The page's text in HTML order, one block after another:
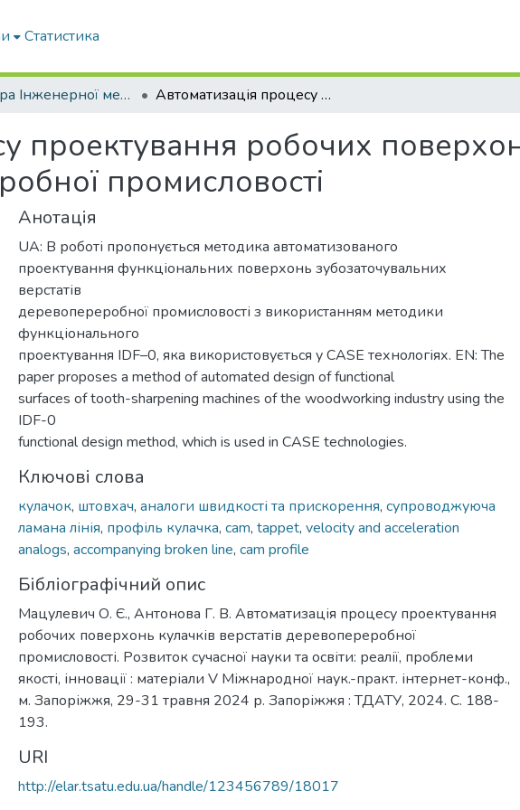
Статистика
Кафедра Інженерної механіки та комп'ютерного проектування Автоматизація процесу проектування робочих поверхонь кулачків верстатів деревопереробної промисловості
проектування робочих
промисловості
Анотація
UA: В роботі пропонується методика автоматизованого
проектування функціональних поверхонь зубозаточувальних
верстатів
деревопереробної промисловості з використанням методики
функціонального
проектування IDF–0, яка використовується у CASE технологіях. EN: The
paper proposes a method of automated design of functional
surfaces of tooth-sharpening machines of the woodworking industry using the
IDF-0
functional design method, which is used in CASE technologies.
Ключові слова
кулачок, штовхач, аналоги швидкості та прискорення, супроводжуюча
ламана лінія, профіль кулачка, cam, tappet, velocity and acceleration
analogs, accompanying broken line, cam profile
Бібліографічний опис
Мацулевич О. Є., Антонова Г. В. Автоматизація процесу проектування
робочих поверхонь кулачків верстатів деревопереробної
промисловості. Розвиток сучасної науки та освіти: реалії, проблеми
якості, інновації : матеріали V Міжнародної наук.-практ. інтернет-конф.,
м. Запоріжжя, 29-31 травня 2024 р. Запоріжжя : ТДАТУ, 2024. С. 188-
193.
URI
http://elar.tsatu.edu.ua/handle/123456789/18017